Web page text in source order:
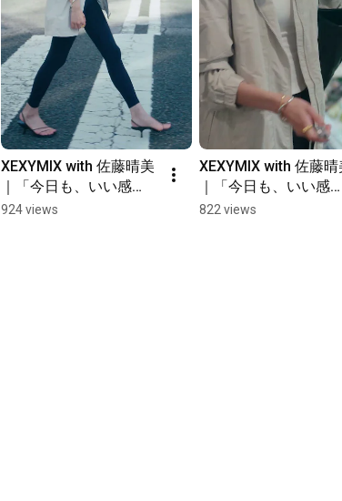
XEXYMIX with 佐藤晴美
｜「今日も、いい感
じ。」日常編 #xexymix
924 views
XEXYMIX with 佐藤晴
｜「今日も、いい感
じ。」日常編
822 views